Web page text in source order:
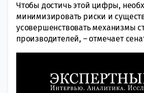
Чтобы достичь этой цифры,
минимизировать риски и
усовершенствовать механизмы
производителей, – отмечает